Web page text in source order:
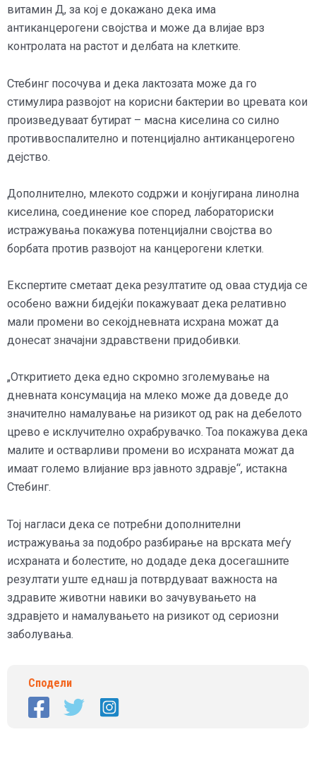
витамин Д, за кој е докажано дека има
антиканцерогени својства и може да влијае врз
контролата на растот и делбата на клетките.
Стебинг посочува и дека лактозата може да го
стимулира развојот на корисни бактерии во цревата кои
произведуваат бутират – масна киселина со силно
противвоспалително и потенцијално антиканцерогено
дејство.
Дополнително, млекото содржи и конјугирана линолна
киселина, соединение кое според лабораториски
истражувања покажува потенцијални својства во
борбата против развојот на канцерогени клетки.
Експертите сметаат дека резултатите од оваа студија се
особено важни бидејќи покажуваат дека релативно
мали промени во секојдневната исхрана можат да
донесат значајни здравствени придобивки.
„Откритието дека едно скромно зголемување на
дневната консумација на млеко може да доведе до
значително намалување на ризикот од рак на дебелото
црево е исклучително охрабрувачко. Тоа покажува дека
малите и остварливи промени во исхраната можат да
имаат големо влијание врз јавното здравје“, истакна
Стебинг.
Тој нагласи дека се потребни дополнителни
истражувања за подобро разбирање на врската меѓу
исхраната и болестите, но додаде дека досегашните
резултати уште еднаш ја потврдуваат важноста на
здравите животни навики во зачувувањето на
здравјето и намалувањето на ризикот од сериозни
заболувања.
Сподели